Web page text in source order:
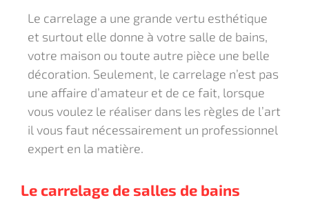
Le carrelage a une grande vertu esthétique
et surtout elle donne à votre salle de bains,
votre maison ou toute autre pièce une belle
décoration. Seulement, le carrelage n’est pas
une affaire d’amateur et de ce fait, lorsque
vous voulez le réaliser dans les règles de l’art
il vous faut nécessairement un professionnel
expert en la matière.
Le carrelage de salles de bains